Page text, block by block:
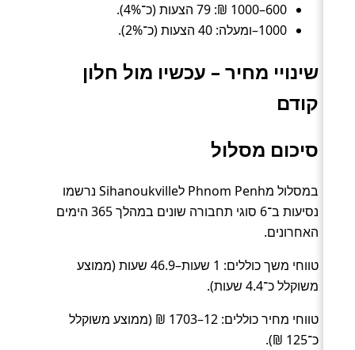
600–1000 ₪: 79 הצעות (כ־4%).
1000–ומעלה: 40 הצעות (כ־2%).
שינויי מחיר – עכשיו מול חלון
קודם
סיכום מסלול
במסלול מPhnom Penh לSihanoukville נרשמו
נסיעות ב־6 סוגי תחבורה שונים במהלך 365 הימים
האחרונים.
טווחי משך כוללים: 1 שעות–46.9 שעות (ממוצע
משוקלל כ־4.4 שעות).
טווחי מחיר כוללים: 12–1703 ₪ (ממוצע משוקלל
כ־125 ₪).